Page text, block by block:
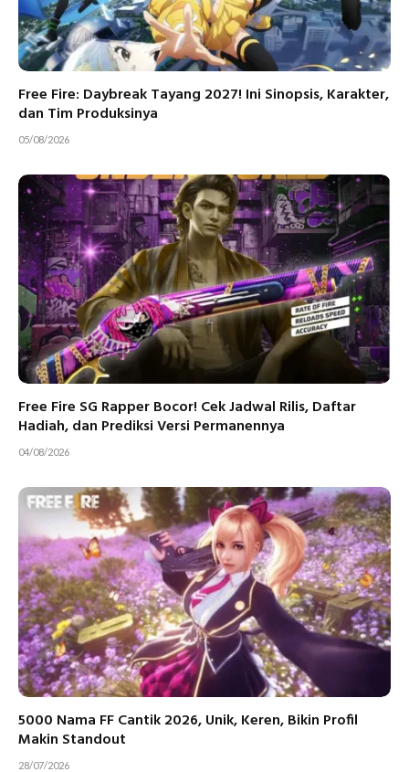
Free Fire: Daybreak Tayang 2027! Ini Sinopsis, Karakter,
dan Tim Produksinya
05/08/2026
Free Fire SG Rapper Bocor! Cek Jadwal Rilis, Daftar
Hadiah, dan Prediksi Versi Permanennya
04/08/2026
5000 Nama FF Cantik 2026, Unik, Keren, Bikin Profil
Makin Standout
28/07/2026